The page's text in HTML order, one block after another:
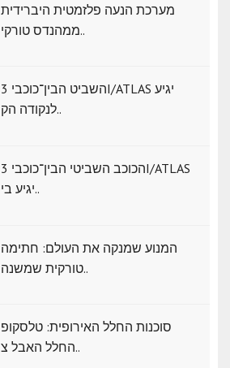
מערכת הנעה פלזמטית היברידית
ממהנדס טורקי..
השביט הבין־כוכבי 3I/ATLAS יגיע
לנקודה הק..
הכוכב השביטי הבין־כוכבי 3I/ATLAS
יגיע בי..
המנוע שמנקה את העולם: חתימה
טורקית שמשנה..
סוכנות החלל האירופית: טלסקופ
החלל האבל צ..